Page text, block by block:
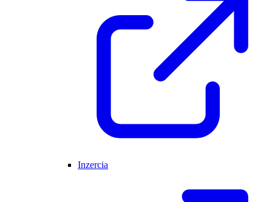
Inzercia